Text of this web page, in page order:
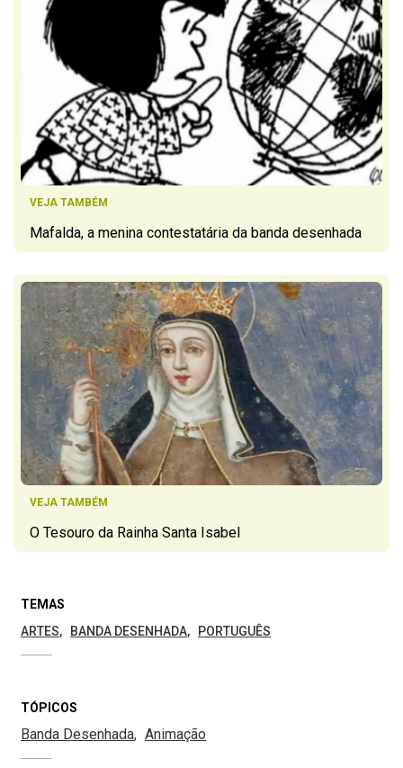
VEJA TAMBÉM
Mafalda, a menina contestatária da banda desenhada
VEJA TAMBÉM
O Tesouro da Rainha Santa Isabel
TEMAS
ARTES
BANDA DESENHADA PORTUGUÊS
TÓPICOS
Banda Desenhada Animação